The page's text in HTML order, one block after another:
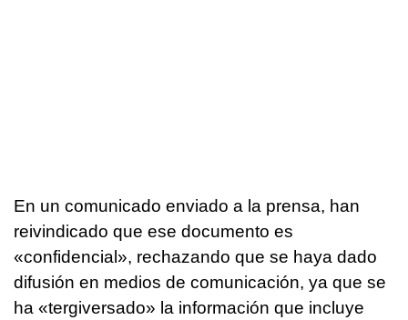
En un comunicado enviado a la prensa, han
reivindicado que ese documento es
«confidencial», rechazando que se haya dado
difusión en medios de comunicación, ya que se
ha «tergiversado» la información que incluye